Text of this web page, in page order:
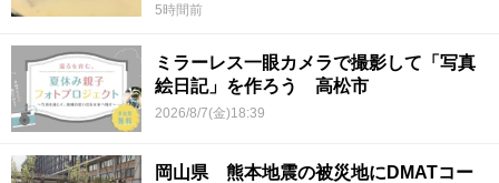
5時間前
ミラーレス一眼カメラで撮影して「写真
絵日記」を作ろう 高松市
2026/8/7(金)18:39
岡山県 熊本地震の被災地にDMATコー